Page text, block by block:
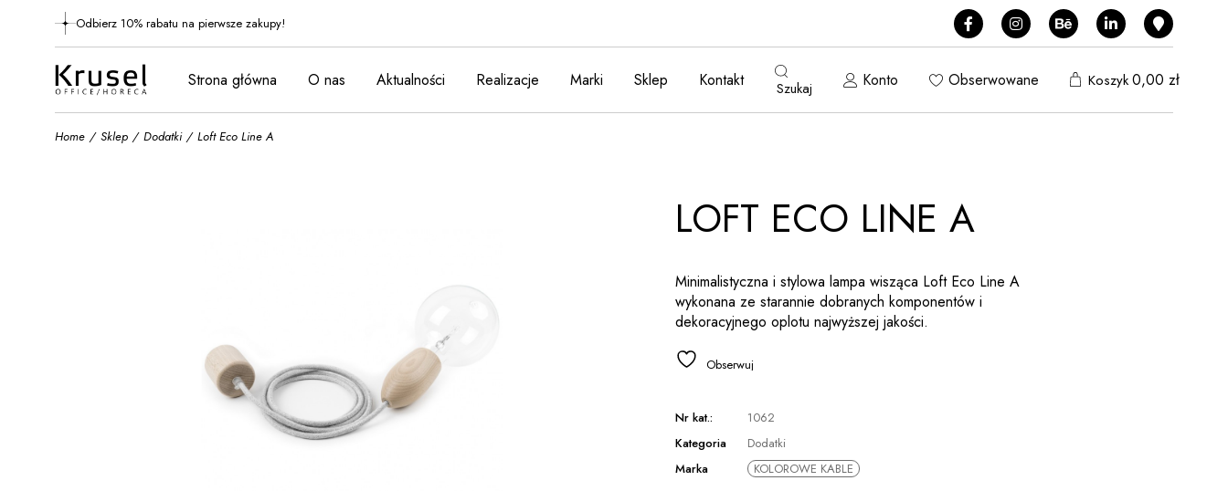
Odbierz 10% rabatu na pierwsze zakupy!
Strona główna O nas Aktualności Realizacje Marki Sklep Kontakt Szukaj Konto Obserwowane Koszyk0,00zł
Home Sklep Dodatki Loft Eco Line A
LOFT ECO LINE A
Minimalistyczna i stylowa lampa wisząca Loft Eco Line A
wykonana ze starannie dobranych komponentów i
dekoracyjnego oplotu najwyższej jakości.
Obserwuj
Nr kat.:
1062
Kategoria
Dodatki
Marka
KOLOROWE KABLE